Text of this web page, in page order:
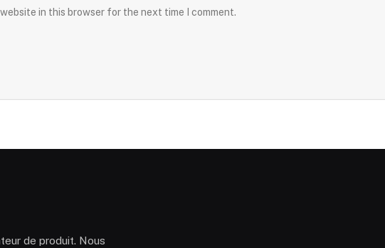
website in this browser for the next time I comment.
de produit. Nous